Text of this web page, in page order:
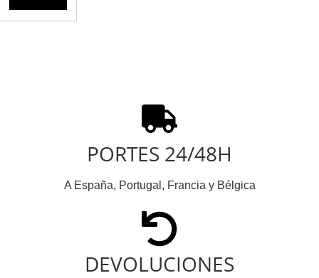
PORTES 24/48H
A España, Portugal, Francia y Bélgica
DEVOLUCIONES